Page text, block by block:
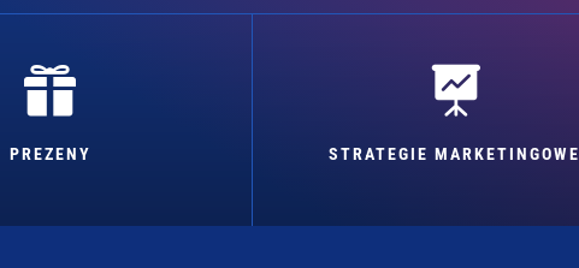

PREZENY

STRATEGIE MARKETINGOWE